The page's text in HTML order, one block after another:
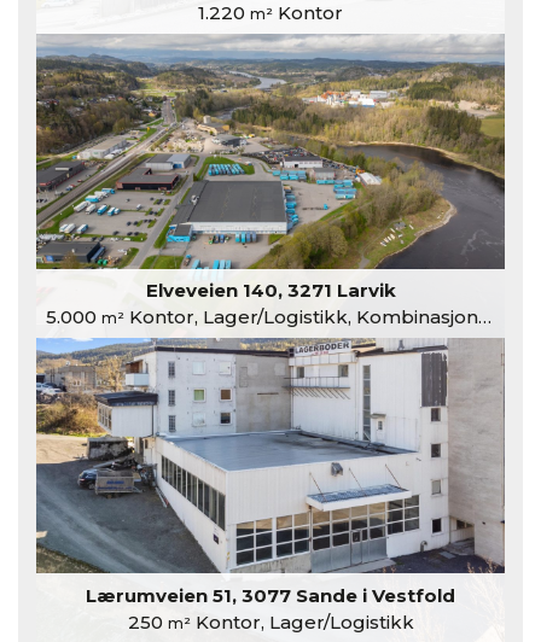
1.220 m² Kontor
Elveveien 140, 3271 Larvik
5.000 m²Kontor, Lager/Logistikk, Kombinasjonslokaler
Lærumveien 51, 3077 Sande i Vestfold
250 m²Kontor, Lager/Logistikk